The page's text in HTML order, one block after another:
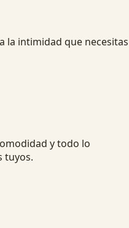
la intimidad que necesitas
y todo lo
tuyos.